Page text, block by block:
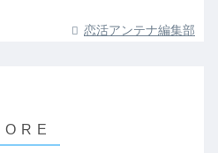
恋活アンテナ編集部